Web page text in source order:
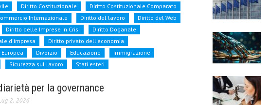
Diritto Costituzionale
Diritto Costituzionale Comparato
Internazionale Diritto del lavoro
Diritto del Web
Diritto delle Imprese in Crisi
Diritto Doganale
d'impresa
Diritto privato dell'economia
Divorzio Educazione
Immigrazione
Sicurezza sul lavoro Stati esteri
per la governance
2, 2026